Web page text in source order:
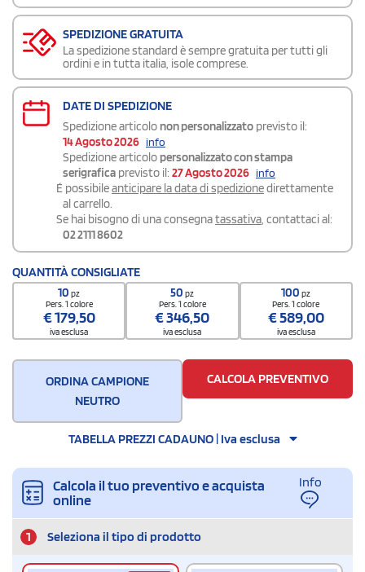
SPEDIZIONE GRATUITA
La spedizione standard è sempre gratuita per tutti gli
ordini e in tutta italia, isole comprese.
DATE DI SPEDIZIONE
Spedizione articolo non personalizzato previsto il:
14 Agosto 2026 info
Spedizione articolo personalizzato con stampa
serigrafica previsto il: 27 Agosto 2026 info
É possibileanticipare la data di spedizionedirettamente
al carrello.
Se hai bisogno di una consegnatassativa, contattaci al:
02 2111 8602
QUANTITÀ CONSIGLIATE
10pz
Pers. 1 colore
€179,50
iva esclusa
50pz
Pers. 1 colore
€346,50
iva esclusa
100pz
Pers. 1 colore
€589,00
iva esclusa
ORDINA CAMPIONE
NEUTRO
CALCOLA PREVENTIVO
TABELLA PREZZI CADAUNO | Iva esclusa
Calcola il tuo preventivo e acquista
online
Info
1 Seleziona il tipo di prodotto